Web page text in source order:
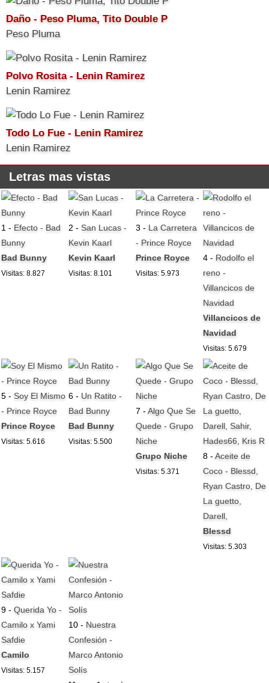
Daño - Peso Pluma, Tito Double P
Peso Pluma
Polvo Rosita - Lenin Ramirez
Lenin Ramirez
Todo Lo Fue - Lenin Ramirez
Lenin Ramirez
Letras mas vistas
1 - Efecto - Bad
Bunny
Bad Bunny
Visitas: 8.827
2 -San Lucas -
Kevin Kaarl
Kevin Kaarl
Visitas: 8.101
3 - La Carretera
- Prince Royce
Prince Royce
Visitas: 5.973
4 - Rodolfo el
reno -
Villancicos de
Navidad
Villancicos de
Navidad
Visitas: 5.679
5 -Soy El Mismo
- Prince Royce
Prince Royce
Visitas: 5.616
6 - Un Ratito -
Bad Bunny
Bad Bunny
Visitas: 5.500
7 -Algo Que Se
Quede - Grupo
Niche
Grupo Niche
Visitas: 5.371
8 -Aceite de
Coco - Blessd,
Ryan Castro, De
La guetto,
Darell,
Blessd
Visitas: 5.303
9 -Querida Yo -
Camilo x Yami
Safdie
Camilo
Visitas: 5.157
10 - Nuestra
Confesión -
Marco Antonio
Solís